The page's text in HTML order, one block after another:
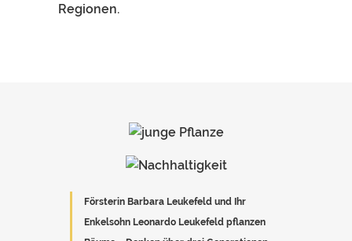
Regionen.
Försterin Barbara Leukefeld und Ihr
Enkelsohn Leonardo Leukefeld pflanzen